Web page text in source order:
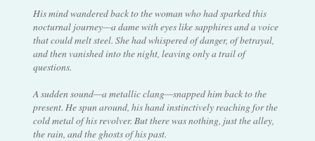
His mind wandered back to the woman who had sparked this
nocturnal journey—a dame with eyes like sapphires and a voice
that could melt steel. She had whispered of danger, of betrayal,
and then vanished into the night, leaving only a trail of
questions.
A sudden sound—a metallic clang—snapped him back to the
present. He spun around, his hand instinctively reaching for the
cold metal of his revolver. But there was nothing, just the alley,
the rain, and the ghosts of his past.